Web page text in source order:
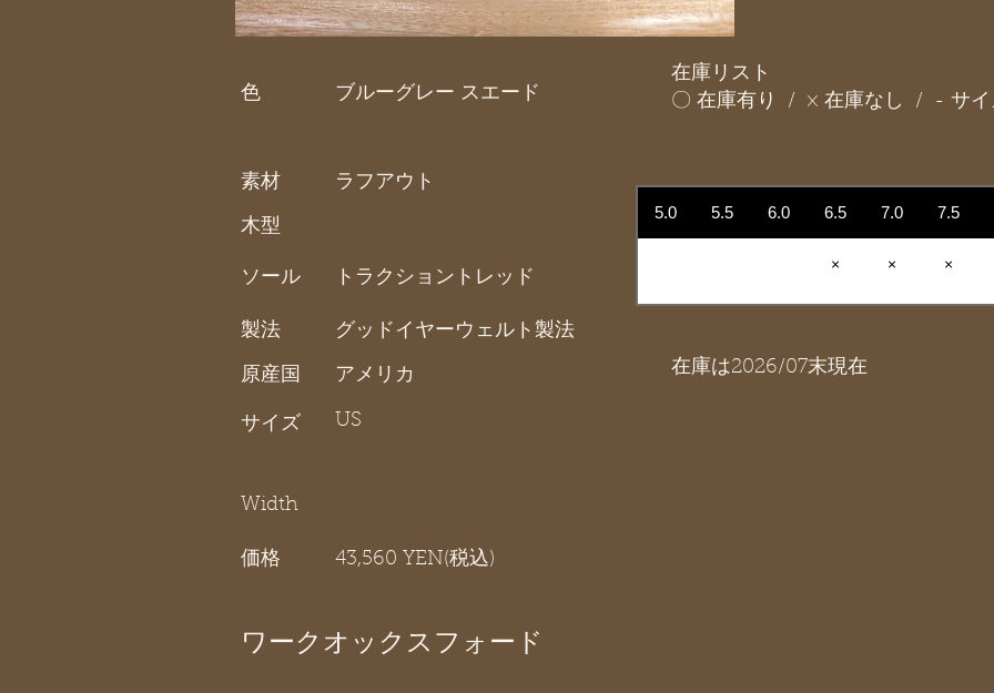
色 ブルーグレー スエード
在庫リスト
〇 在庫有り / × 在庫なし / - サイ
素材
木型
ソール
製法
原産国
サイズ
ラフアウト
トラクショントレッド
5.0 5.5 6.0 6.5 7.0 7.5
× × ×
グッドイヤーウェルト製法
アメリカ
US
在庫は2026/07末現在
Width
価格 43,560 YEN(税込)
ワークオックスフォード